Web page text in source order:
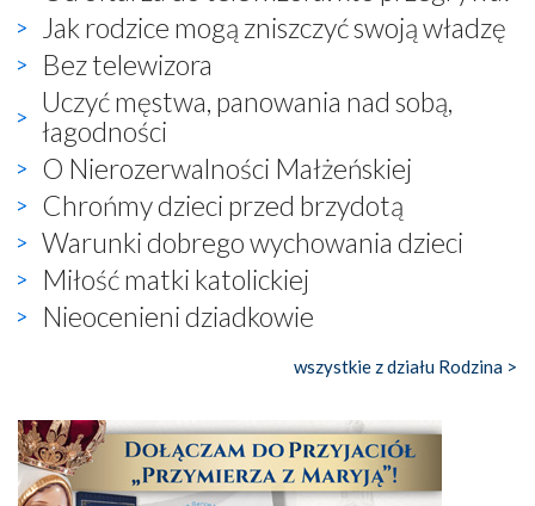
Jak rodzice mogą zniszczyć swoją władzę
Bez telewizora
Uczyć męstwa, panowania nad sobą,
łagodności
O Nierozerwalności Małżeńskiej
Chrońmy dzieci przed brzydotą
Warunki dobrego wychowania dzieci
Miłość matki katolickiej
Nieocenieni dziadkowie
wszystkie z działu Rodzina >